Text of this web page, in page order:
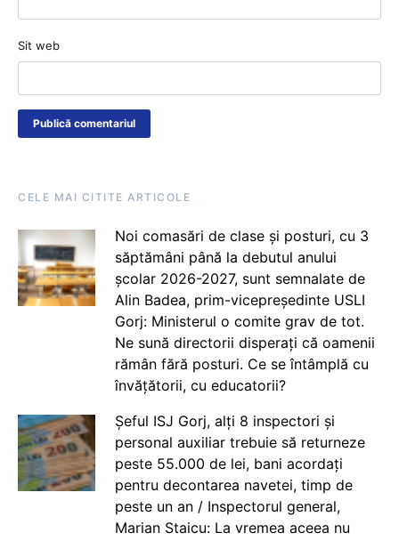
Sit web
CELE MAI CITITE ARTICOLE
Noi comasări de clase și posturi, cu 3
săptămâni până la debutul anului
școlar 2026-2027, sunt semnalate de
Alin Badea, prim-vicepreședinte USLI
Gorj: Ministerul o comite grav de tot.
Ne sună directorii disperați că oamenii
rămân fără posturi. Ce se întâmplă cu
învățătorii, cu educatorii?
Șeful ISJ Gorj, alți 8 inspectori și
personal auxiliar trebuie să returneze
peste 55.000 de lei, bani acordați
pentru decontarea navetei, timp de
peste un an / Inspectorul general,
Marian Staicu: La vremea aceea nu